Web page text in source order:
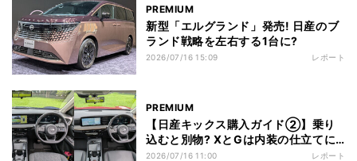
PREMIUM
新型「エルグランド」発売! 日産のブ
ランド戦略を左右する1台に?
2026/07/16 15:09 レポート
PREMIUM
【日産キックス購入ガイド②】乗り
込むと別物? XとGは内装の仕立てに
違いあり
2026/07/16 11:00 レポート